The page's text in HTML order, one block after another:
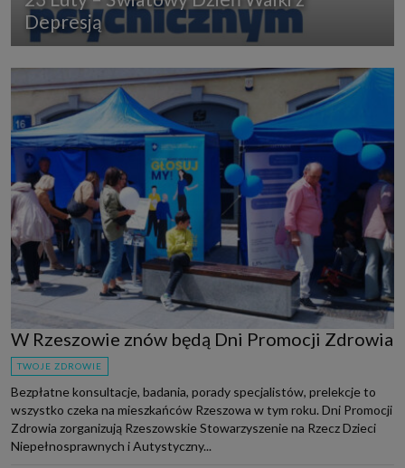
Depresją
W Rzeszowie znów będą Dni Promocji Zdrowia
TWOJE ZDROWIE
Bezpłatne konsultacje, badania, porady specjalistów, prelekcje to
wszystko czeka na mieszkańców Rzeszowa w tym roku. Dni Promocji
Zdrowia zorganizują Rzeszowskie Stowarzyszenie na Rzecz Dzieci
Niepełnosprawnych i Autystyczny...